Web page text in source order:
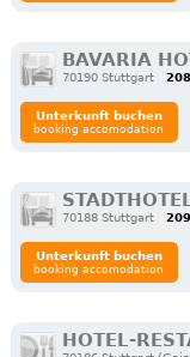
BAVARIA
70190 Stuttgart
Unterkunft buchen
booking accomodation
70188 Stuttgart
Unterkunft buchen
booking accomodation
HOTEL-